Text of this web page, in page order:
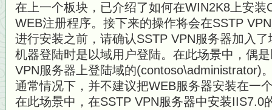
在上一个板块，已介绍了如何在WIN2K8上安装
WEB注册程序。接下来的操作将会在SSTP
进行安装之前，请确认SSTP VPN服务器加入
机器登陆时是以域用户登陆。在此场景中，偶
VPN服务器上登陆域的(contoso\administrator)
通常情况下，并不建议把WEB服务器安装在一
在此场景中，在SSTP VPN服务器中安装IIS7.0